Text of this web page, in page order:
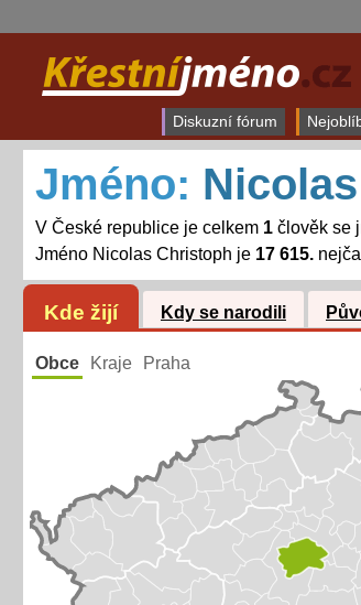
Diskuzní fórum
Jméno:
V České republice je celkem 1člověk se
Jméno Nicolas Christoph je 17 615.
Kde žijí Kdy se narodili
Obce Kraje Praha